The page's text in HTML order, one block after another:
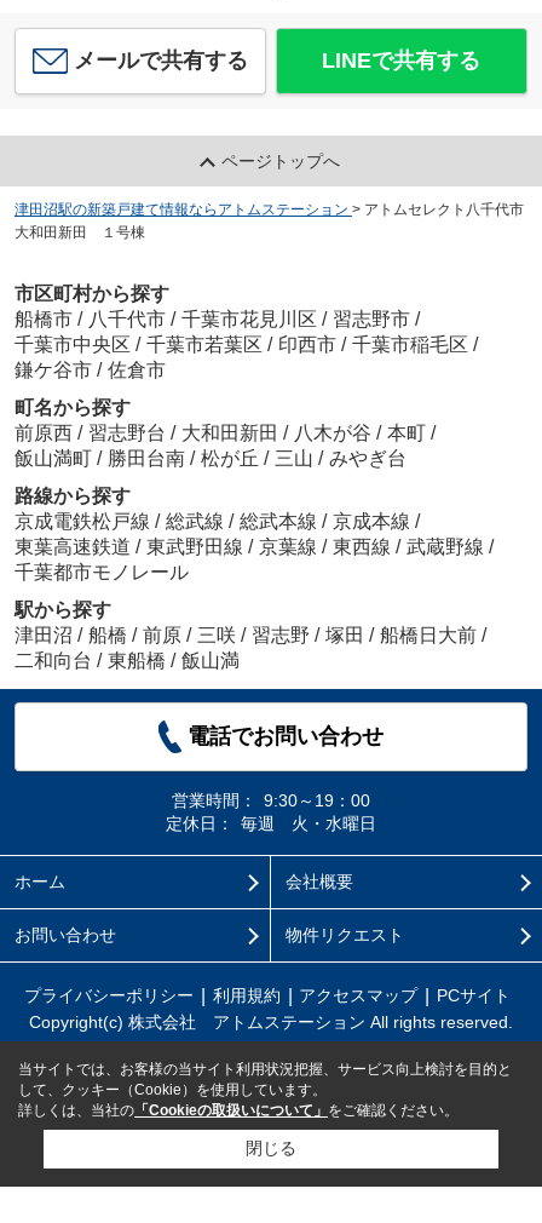
メールで共有する LINEで共有する
ページトップへ
津田沼駅の新築戸建て情報ならアトムステーション > アトムセレクト八千代市
大和田新田 １号棟
市区町村から探す
船橋市 / 八千代市 / 千葉市花見川区 / 習志野市 /
千葉市中央区 / 千葉市若葉区 / 印西市 / 千葉市稲毛区 /
鎌ケ谷市 / 佐倉市
町名から探す
前原西 / 習志野台 / 大和田新田 / 八木が谷 / 本町 /
飯山満町 / 勝田台南 / 松が丘 / 三山 / みやぎ台
路線から探す
京成電鉄松戸線 / 総武線 / 総武本線 / 京成本線 /
東葉高速鉄道 / 東武野田線 / 京葉線 / 東西線 / 武蔵野線 /
千葉都市モノレール
駅から探す
津田沼 / 船橋 / 前原 / 三咲 / 習志野 / 塚田 / 船橋日大前 /
二和向台 / 東船橋 / 飯山満
電話でお問い合わせ
営業時間：
9:30～19：00
定休日：
毎週 火・水曜日
ホーム 会社概要
お問い合わせ 物件リクエスト
プライバシーポリシー 利用規約 アクセスマップ
PCサイト
Copyright(c) 株式会社 アトムステーション All rights reserved.
当サイトでは、お客様の当サイト利用状況把握、サービス向上検討を目的と
して、クッキー（Cookie）を使用しています。
詳しくは、当社の 「Cookieの取扱いについて」 をご確認ください。
閉じる